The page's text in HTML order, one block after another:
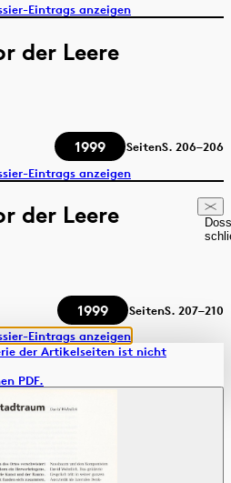
Eintrags anzeigen
der Leere
1999 SeitenS. 206–206
Eintrags anzeigen
der Leere
1999 SeitenS. 207–210
Eintrags anzeigen
der Artikelseiten ist nicht
PDF.